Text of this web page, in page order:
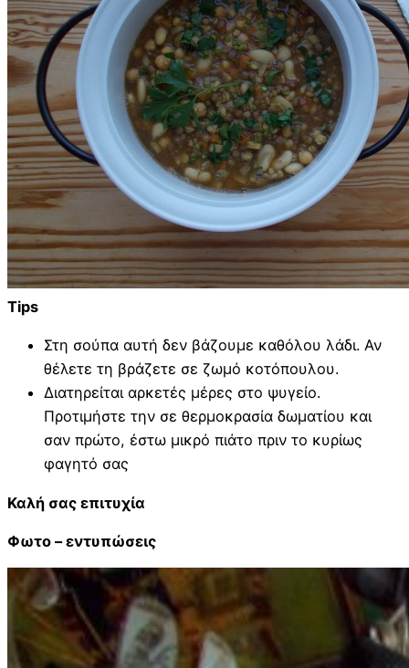
Tips
Στη σούπα αυτή δεν βάζουμε καθόλου λάδι. Αν
θέλετε τη βράζετε σε ζωμό κοτόπουλου.
Διατηρείται αρκετές μέρες στο ψυγείο.
Προτιμήστε την σε θερμοκρασία δωματίου και
σαν πρώτο, έστω μικρό πιάτο πριν το κυρίως
φαγητό σας
Καλή σας επιτυχία
Φωτο – εντυπώσεις